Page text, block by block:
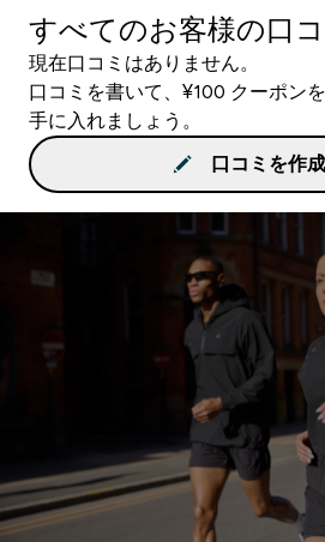
すべてのお客様の口コ
現在口コミはありません。
口コミを書いて、¥100 クーポン
手に入れましょう。
口コミを作